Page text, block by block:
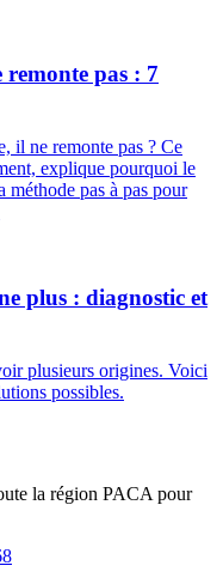
pas : 7
il ne remonte pas ? Ce
explique pourquoi le
pas à pas pour
plus : diagnostic et
plusieurs origines. Voici
possibles.
la région PACA pour